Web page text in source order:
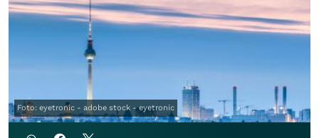
Foto: eyetronic - adobe stock - eyetronic